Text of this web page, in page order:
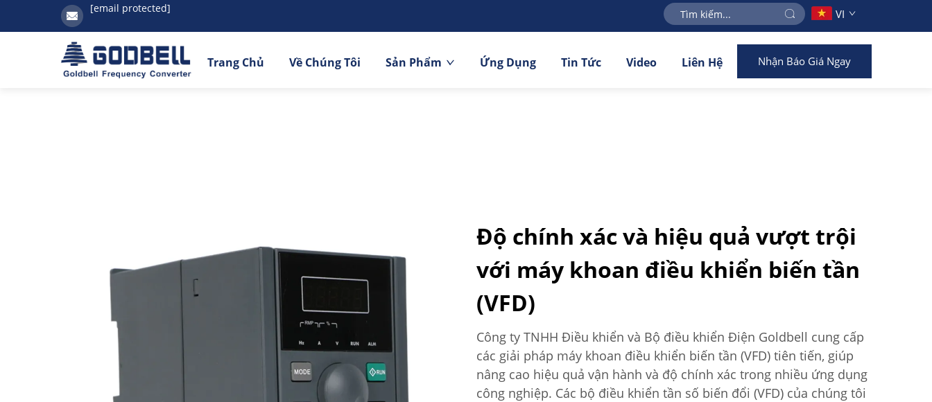
[email protected] VI
Trang Chủ Về Chúng Tôi Sản Phẩm Ứng Dụng Tin Tức Video Liên Hệ Nhận Báo Giá Ngay
Độ chính xác và hiệu quả vượt trội
với máy khoan điều khiển biến tần
(VFD)
Công ty TNHH Điều khiển và Bộ điều khiển Điện Goldbell cung cấp
các giải pháp máy khoan điều khiển biến tần (VFD) tiên tiến, giúp
nâng cao hiệu quả vận hành và độ chính xác trong nhiều ứng dụng
công nghiệp. Các bộ điều khiển tần số biến đổi (VFD) của chúng tôi